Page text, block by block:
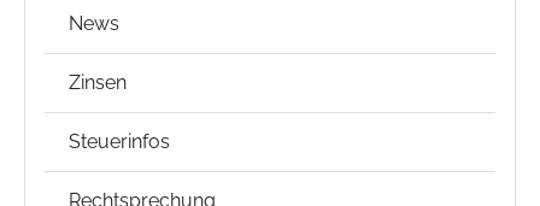
News
Zinsen
Steuerinfos
Rechtsprechung